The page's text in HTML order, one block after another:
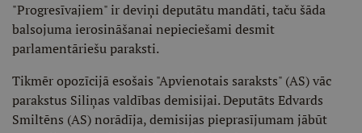
"Progresīvajiem" ir deviņi deputātu mandāti, taču šāda
balsojuma ierosināšanai nepieciešami desmit
parlamentāriešu paraksti.
Tikmēr opozīcijā esošais "Apvienotais saraksts" (AS) vāc
parakstus Siliņas valdības demisijai. Deputāts Edvards
Smiltēns (AS) norādīja, demisijas pieprasījumam jābūt